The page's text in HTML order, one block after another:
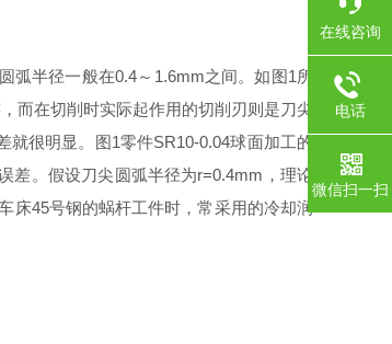
半径一般在0.4～1.6mm之间。如图1所
而在切削时实际起作用的切削刃则是刀尖
很明显。图1零件SR10-0.04球面加工的
差。假设刀尖圆弧半径为r=0.4mm，理论
45号钢的蜗杆工件时，常采用的冷却润
在线咨询
电话
微信扫一扫